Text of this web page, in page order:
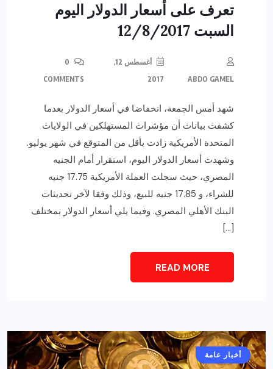
تعرف على أسعار الدولار اليوم
السبت 12/8/2017
ABDO GAMEL
أغسطس 12,
2017
0
COMMENTS
شهد أمس الجمعة، انخفاضا في أسعار الدولار بعدما
كشفت بيانات أن مؤشرات المستهلكين في الولايات
المتحدة الأمريكية زادت بأقل من المتوقع في شهر يوليو.
وشهدت أسعار الدولار اليوم، استقرار أمام الجنيه
المصري، حيث سجلت العملة الأمريكية 17.75 جنيه
للشراء، و 17.85 جنيه للبيع، وذلك وفقا لآخر تحديثات
البنك الأهلي المصري. وفيما يلي أسعار الدولار بمختلف
[…]
READ MORE
أخبار عامة